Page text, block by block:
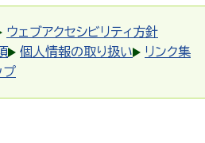
ウェブアクセシビリティ方針
個人情報の取り扱い
リンク集
プ